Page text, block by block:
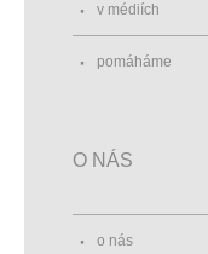
v médiích
pomáháme
O NÁS
o nás